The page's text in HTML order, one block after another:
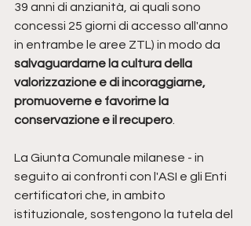
39 anni di anzianità, ai quali sono
concessi 25 giorni di accesso all'anno
in entrambe le aree ZTL) in modo da
salvaguardarne la cultura della
valorizzazione e di incoraggiarne,
promuoverne e favorirne la
conservazione e il recupero.
La Giunta Comunale milanese - in
seguito ai confronti con l'ASI e gli Enti
certificatori che, in ambito
istituzionale, sostengono la tutela del